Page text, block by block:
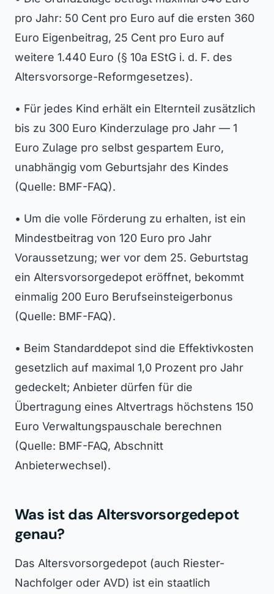
pro Jahr: 50 Cent pro Euro auf die ersten 360
Euro Eigenbeitrag, 25 Cent pro Euro auf
weitere 1.440 Euro (§ 10a EStG i. d. F. des
Altersvorsorge-Reformgesetzes).
• Für jedes Kind erhält ein Elternteil zusätzlich
bis zu 300 Euro Kinderzulage pro Jahr — 1
Euro Zulage pro selbst gespartem Euro,
unabhängig vom Geburtsjahr des Kindes
(Quelle: BMF-FAQ).
• Um die volle Förderung zu erhalten, ist ein
Mindestbeitrag von 120 Euro pro Jahr
Voraussetzung; wer vor dem 25. Geburtstag
ein Altersvorsorgedepot eröffnet, bekommt
einmalig 200 Euro Berufseinsteigerbonus
(Quelle: BMF-FAQ).
• Beim Standarddepot sind die Effektivkosten
gesetzlich auf maximal 1,0 Prozent pro Jahr
gedeckelt; Anbieter dürfen für die
Übertragung eines Altvertrags höchstens 150
Euro Verwaltungspauschale berechnen
(Quelle: BMF-FAQ, Abschnitt
Anbieterwechsel).
Was ist das Altersvorsorgedepot
genau?
Das Altersvorsorgedepot (auch Riester-
Nachfolger oder AVD) ist ein staatlich